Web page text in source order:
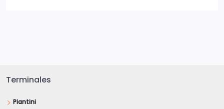
Terminales
Piantini